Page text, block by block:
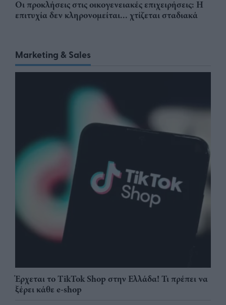
Οι προκλήσεις στις οικογενειακές επιχειρήσεις: Η
επιτυχία δεν κληρονομείται... χτίζεται σταδιακά
Marketing & Sales
Έρχεται το TikTok Shop στην Ελλάδα! Τι πρέπει να
ξέρει κάθε e-shop